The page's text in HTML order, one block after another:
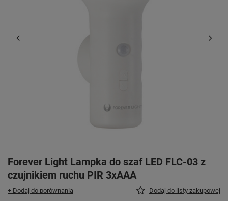
Forever Light Lampka do szaf LED FLC-03 z
czujnikiem ruchu PIR 3xAAA
+ Dodaj do porównania Dodaj do listy zakupowej